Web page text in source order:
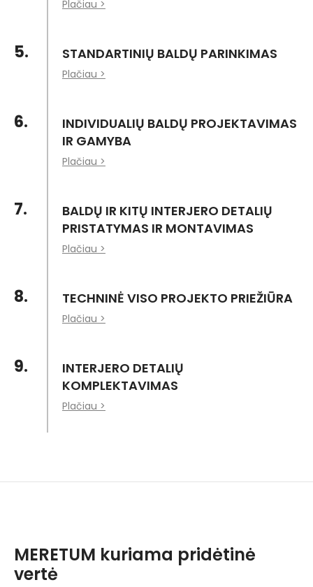
Plačiau >
5. STANDARTINIŲ BALDŲ PARINKIMAS
Plačiau >
6.
INDIVIDUALIŲ BALDŲ PROJEKTAVIMAS
IR GAMYBA
Plačiau >
7.
BALDŲ IR KITŲ INTERJERO DETALIŲ
PRISTATYMAS IR MONTAVIMAS
Plačiau >
8. TECHNINĖ VISO PROJEKTO PRIEŽIŪRA
Plačiau >
9.
INTERJERO DETALIŲ
KOMPLEKTAVIMAS
Plačiau >
MERETUM kuriama pridėtinė
vertė